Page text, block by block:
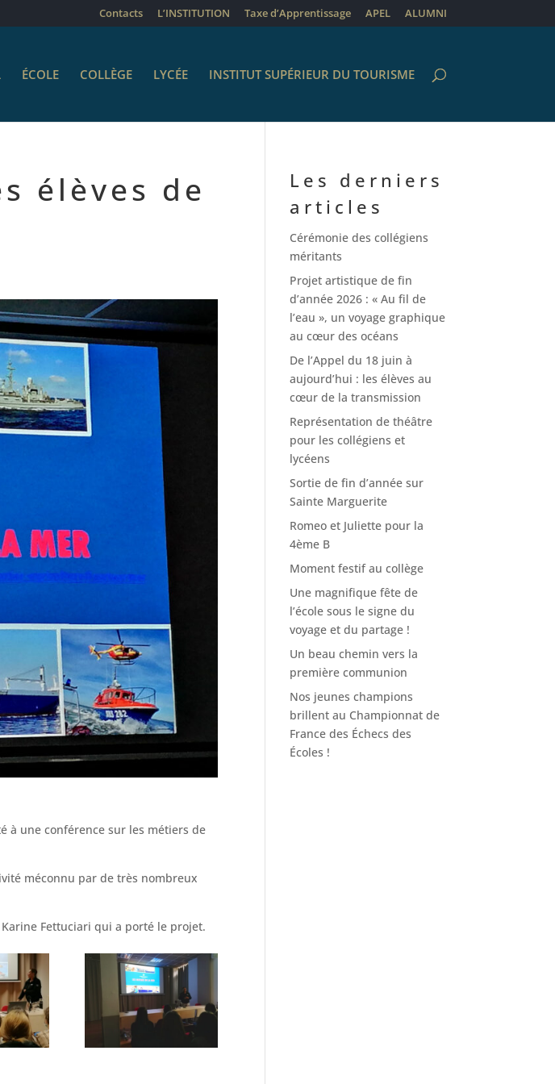
Contacts L’INSTITUTION Taxe d’Apprentissage APEL ALUMNI
ÉCOLE COLLÈGE LYCÉE INSTITUT SUPÉRIEUR DU TOURISME
élèves de
à une conférence sur les métiers de
méconnu par de très nombreux
Fettuciari qui a porté le projet.
Les derniers
articles
Cérémonie des collégiens
méritants
Projet artistique de fin
d’année 2026 : « Au fil de
l’eau », un voyage graphique
au cœur des océans
De l’Appel du 18 juin à
aujourd’hui : les élèves au
cœur de la transmission
Représentation de théâtre
pour les collégiens et
lycéens
Sortie de fin d’année sur
Sainte Marguerite
Romeo et Juliette pour la
4ème B
Moment festif au collège
Une magnifique fête de
l’école sous le signe du
voyage et du partage !
Un beau chemin vers la
première communion
Nos jeunes champions
brillent au Championnat de
France des Échecs des
Écoles !